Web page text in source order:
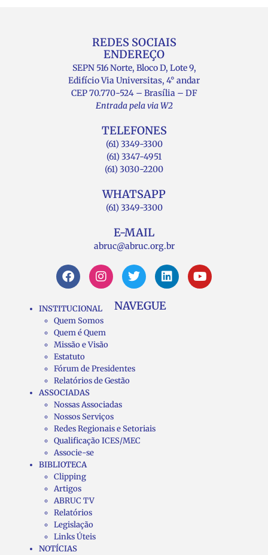
REDES SOCIAIS
ENDEREÇO
SEPN 516 Norte, Bloco D, Lote 9,
Edifício Via Universitas, 4° andar
CEP 70.770-524 – Brasília – DF
Entrada pela via W2
TELEFONES
(61) 3349-3300
(61) 3347-4951
(61) 3030-2200
WHATSAPP
(61) 3349-3300
E-MAIL
abruc@abruc.org.br
NAVEGUE
INSTITUCIONAL
Quem Somos
Quem é Quem
Missão e Visão
Estatuto
Fórum de Presidentes
Relatórios de Gestão
ASSOCIADAS
Nossas Associadas
Nossos Serviços
Redes Regionais e Setoriais
Qualificação ICES/MEC
Associe-se
BIBLIOTECA
Clipping
Artigos
ABRUC TV
Relatórios
Legislação
Links Úteis
NOTÍCIAS